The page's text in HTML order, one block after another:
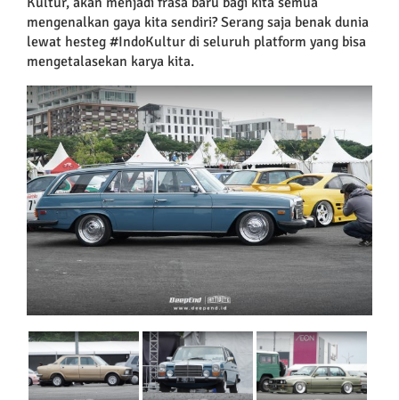
mengenalkan gaya kita sendiri? Serang saja benak dunia
lewat hesteg #IndoKultur di seluruh platform yang bisa
mengetalasekan karya kita.